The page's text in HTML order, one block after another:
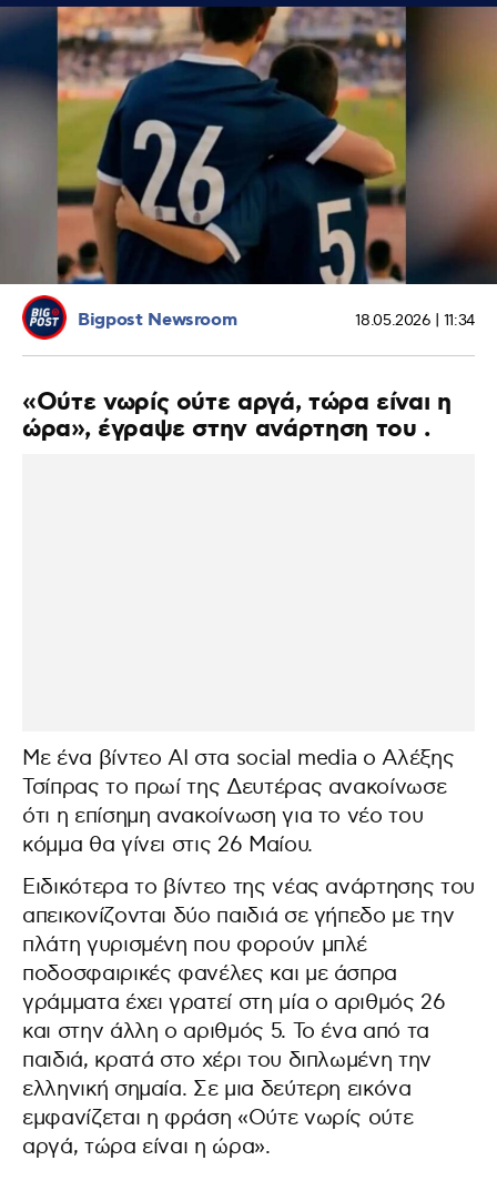
Bigpost Newsroom 18.05.2026 | 11:34
«Ούτε νωρίς ούτε αργά, τώρα είναι η
ώρα», έγραψε στην ανάρτηση του .
Με ένα βίντεο AI στα social media ο Αλέξης
Τσίπρας το πρωί της Δευτέρας ανακοίνωσε
ότι η επίσημη ανακοίνωση για το νέο του
κόμμα θα γίνει στις 26 Μαίου.
Ειδικότερα το βίντεο της νέας ανάρτησης του
απεικονίζονται δύο παιδιά σε γήπεδο με την
πλάτη γυρισμένη που φορούν μπλέ
ποδοσφαιρικές φανέλες και με άσπρα
γράμματα έχει γρατεί στη μία ο αριθμός 26
και στην άλλη ο αριθμός 5. Το ένα από τα
παιδιά, κρατά στο χέρι του διπλωμένη την
ελληνική σημαία. Σε μια δεύτερη εικόνα
εμφανίζεται η φράση «Ούτε νωρίς ούτε
αργά, τώρα είναι η ώρα».